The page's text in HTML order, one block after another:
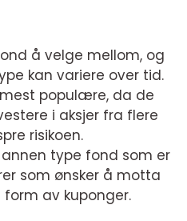
å velge mellom, og
kan variere over tid.
populære, da de
i aksjer fra flere
risikoen.
type fond som er
som ønsker å motta
av kuponger.